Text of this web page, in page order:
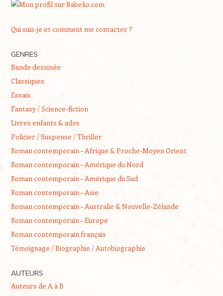
Qui suis-je et comment me contacter ?
GENRES
Bande dessinée
Classiques
Essais
Fantasy / Science-fiction
Livres enfants & ados
Policier / Suspense / Thriller
Roman contemporain – Afrique & Proche-Moyen Orient
Roman contemporain – Amérique du Nord
Roman contemporain – Amérique du Sud
Roman contemporain – Asie
Roman contemporain – Australie & Nouvelle-Zélande
Roman contemporain – Europe
Roman contemporain français
Témoignage / Biographie / Autobiographie
AUTEURS
Auteurs de A à B